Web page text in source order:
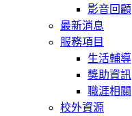
影音回顧
最新消息
服務項目
生活輔導
獎助資訊
職涯相關
校外資源